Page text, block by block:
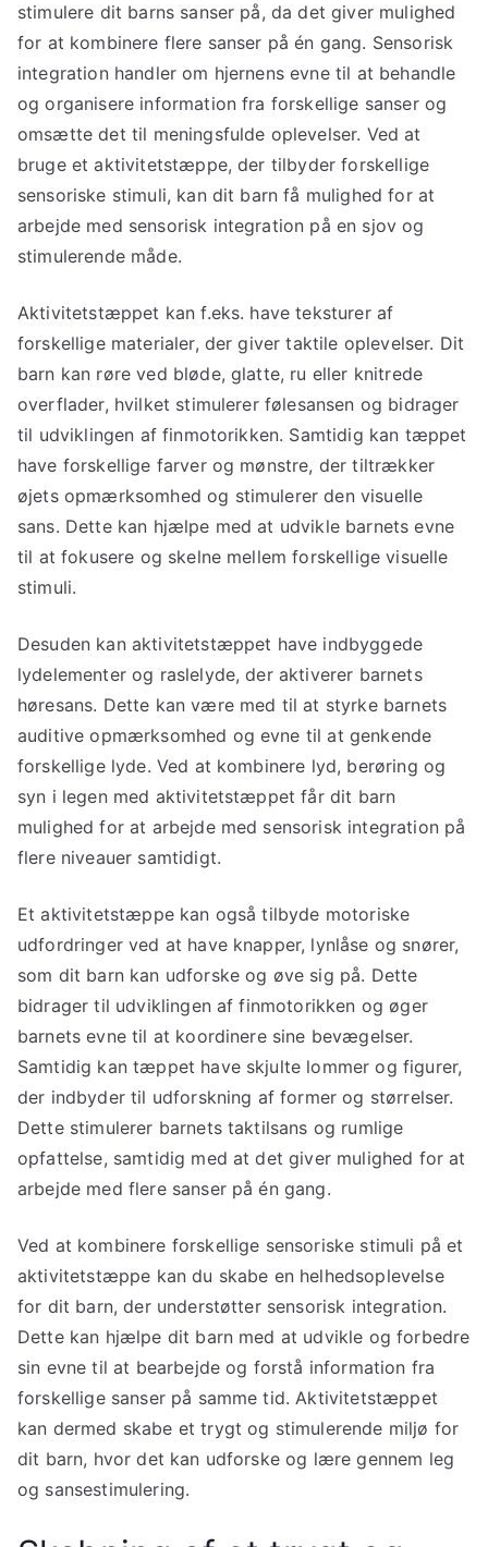
stimulere dit barns sanser på, da det giver mulighed
for at kombinere flere sanser på én gang. Sensorisk
integration handler om hjernens evne til at behandle
og organisere information fra forskellige sanser og
omsætte det til meningsfulde oplevelser. Ved at
bruge et aktivitetstæppe, der tilbyder forskellige
sensoriske stimuli, kan dit barn få mulighed for at
arbejde med sensorisk integration på en sjov og
stimulerende måde.
Aktivitetstæppet kan f.eks. have teksturer af
forskellige materialer, der giver taktile oplevelser. Dit
barn kan røre ved bløde, glatte, ru eller knitrede
overflader, hvilket stimulerer følesansen og bidrager
til udviklingen af finmotorikken. Samtidig kan tæppet
have forskellige farver og mønstre, der tiltrækker
øjets opmærksomhed og stimulerer den visuelle
sans. Dette kan hjælpe med at udvikle barnets evne
til at fokusere og skelne mellem forskellige visuelle
stimuli.
Desuden kan aktivitetstæppet have indbyggede
lydelementer og raslelyde, der aktiverer barnets
høresans. Dette kan være med til at styrke barnets
auditive opmærksomhed og evne til at genkende
forskellige lyde. Ved at kombinere lyd, berøring og
syn i legen med aktivitetstæppet får dit barn
mulighed for at arbejde med sensorisk integration på
flere niveauer samtidigt.
Et aktivitetstæppe kan også tilbyde motoriske
udfordringer ved at have knapper, lynlåse og snører,
som dit barn kan udforske og øve sig på. Dette
bidrager til udviklingen af finmotorikken og øger
barnets evne til at koordinere sine bevægelser.
Samtidig kan tæppet have skjulte lommer og figurer,
der indbyder til udforskning af former og størrelser.
Dette stimulerer barnets taktilsans og rumlige
opfattelse, samtidig med at det giver mulighed for at
arbejde med flere sanser på én gang.
Ved at kombinere forskellige sensoriske stimuli på et
aktivitetstæppe kan du skabe en helhedsoplevelse
for dit barn, der understøtter sensorisk integration.
Dette kan hjælpe dit barn med at udvikle og forbedre
sin evne til at bearbejde og forstå information fra
forskellige sanser på samme tid. Aktivitetstæppet
kan dermed skabe et trygt og stimulerende miljø for
dit barn, hvor det kan udforske og lære gennem leg
og sansestimulering.